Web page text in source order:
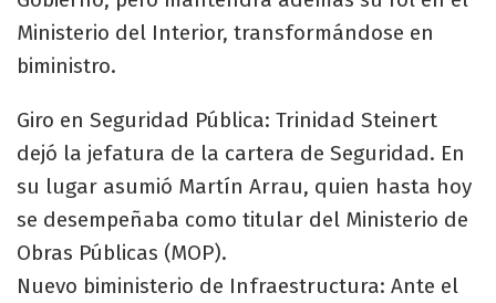
Ministerio del Interior, transformándose en
biministro.
​Giro en Seguridad Pública: Trinidad Steinert
dejó la jefatura de la cartera de Seguridad. En
su lugar asumió Martín Arrau, quien hasta hoy
se desempeñaba como titular del Ministerio de
Obras Públicas (MOP).
​Nuevo biministerio de Infraestructura: Ante el